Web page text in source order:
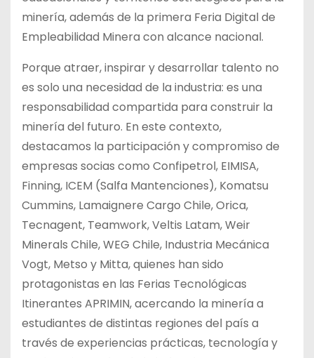
minería, además de la primera Feria Digital de
Empleabilidad Minera con alcance nacional.
Porque atraer, inspirar y desarrollar talento no
es solo una necesidad de la industria: es una
responsabilidad compartida para construir la
minería del futuro. En este contexto,
destacamos la participación y compromiso de
empresas socias como Confipetrol, EIMISA,
Finning, ICEM (Salfa Mantenciones), Komatsu
Cummins, Lamaignere Cargo Chile, Orica,
Tecnagent, Teamwork, Veltis Latam, Weir
Minerals Chile, WEG Chile, Industria Mecánica
Vogt, Metso y Mitta, quienes han sido
protagonistas en las Ferias Tecnológicas
Itinerantes APRIMIN, acercando la minería a
estudiantes de distintas regiones del país a
través de experiencias prácticas, tecnología y